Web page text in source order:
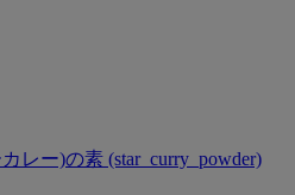
レー)の素 (star_curry_powder)